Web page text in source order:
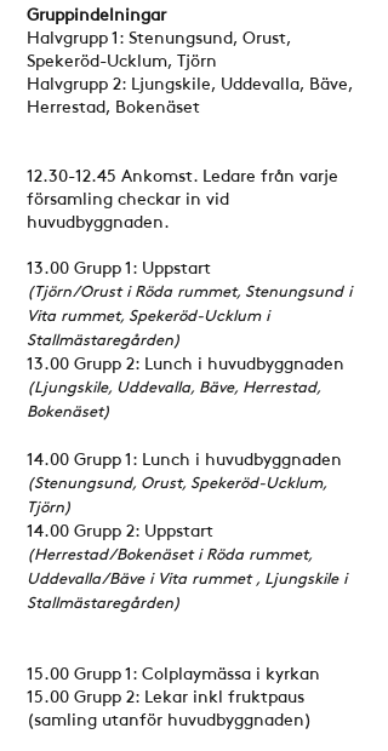
Gruppindelningar
​Halvgrupp 1: Stenungsund, Orust,
Spekeröd-Ucklum, Tjörn
Halvgrupp 2: Ljungskile, Uddevalla, Bäve,
Herrestad, Bokenäset
12.30-12.45 Ankomst. Ledare från varje
församling checkar in vid
huvudbyggnaden.
13.00 Grupp 1: Uppstart
(Tjörn/Orust i Röda rummet, Stenungsund i
Vita rummet, Spekeröd-Ucklum i
Stallmästaregården)
13.00 Grupp 2: Lunch i huvudbyggnaden
(Ljungskile, Uddevalla, Bäve, Herrestad,
Bokenäset)
14.00 Grupp 1: Lunch i huvudbyggnaden
(Stenungsund, Orust, Spekeröd-Ucklum,
Tjörn)
14.00 Grupp 2: Uppstart
(Herrestad/Bokenäset i Röda rummet,
Uddevalla/Bäve i Vita rummet , Ljungskile i
Stallmästaregården)
15.00 Grupp 1: Colplaymässa i kyrkan
15.00 Grupp 2: Lekar inkl fruktpaus
(samling utanför huvudbyggnaden)